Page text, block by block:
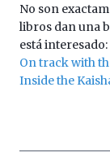
No son
libros dan una
está interesado:
On track with
Inside the